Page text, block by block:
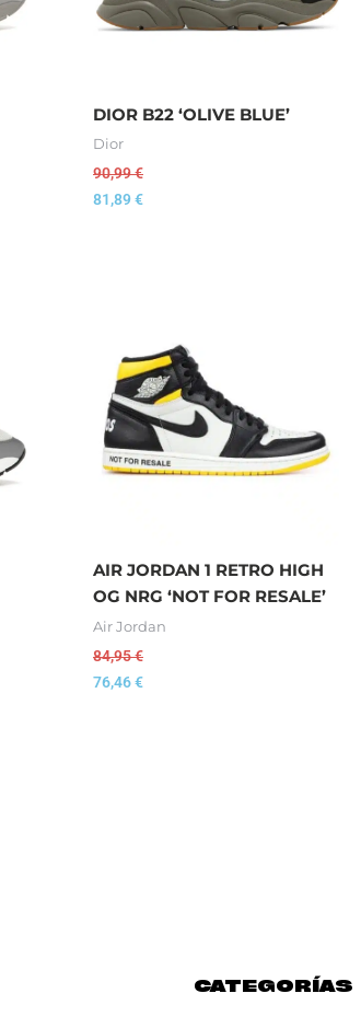
DIOR B22 ‘OLIVE BLUE’
Dior
90,99€
81,89€
AIR JORDAN 1 RETRO HIGH
OG NRG ‘NOT FOR RESALE’
Air Jordan
84,95€
76,46€
CATEGORÍAS